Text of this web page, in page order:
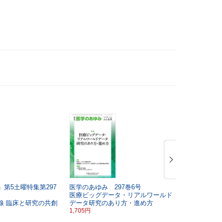
第5土曜特集第297
臨床と研究の共創
医学のあゆみ 297巻6号
医療ビッグデータ・リアルワールド
データ研究のあり方・進め方
1,705円